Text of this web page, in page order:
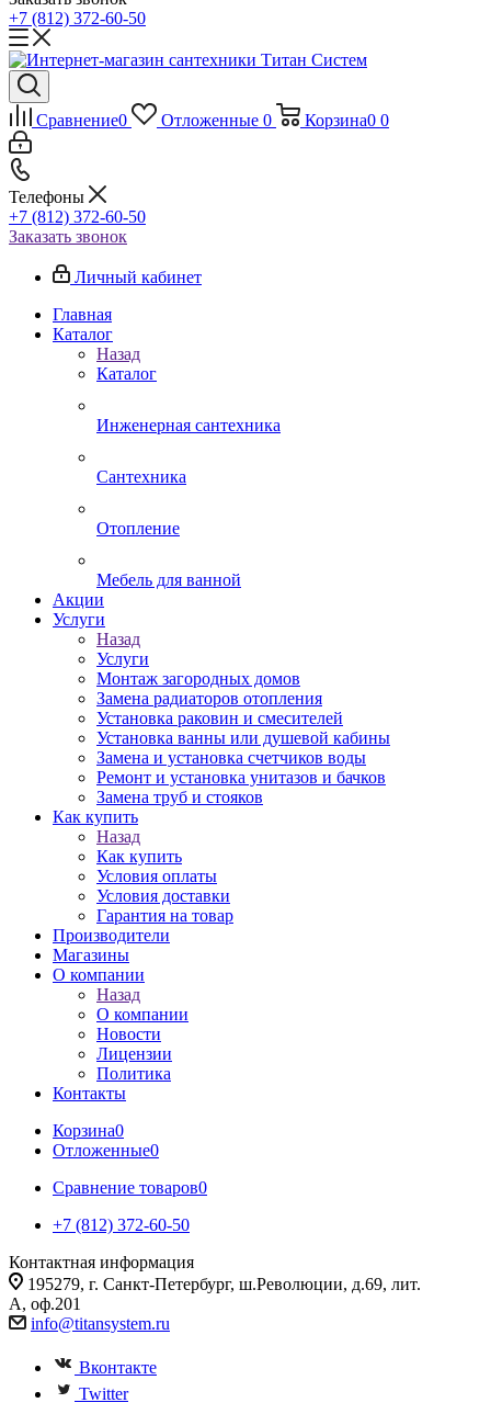
+7 (812) 372-60-50
Сравнение0 Отложенные 0 Корзина0 0
Телефоны
+7 (812) 372-60-50
Заказать звонок
Личный кабинет
Главная
Каталог
Назад
Каталог
Инженерная сантехника
Сантехника
Отопление
Мебель для ванной
Акции
Услуги
Назад
Услуги
Монтаж загородных домов
Замена радиаторов отопления
Установка раковин и смесителей
Установка ванны или душевой кабины
Замена и установка счетчиков воды
Ремонт и установка унитазов и бачков
Замена труб и стояков
Как купить
Назад
Как купить
Условия оплаты
Условия доставки
Гарантия на товар
Производители
Магазины
О компании
Назад
О компании
Новости
Лицензии
Политика
Контакты
Корзина0
Отложенные0
Сравнение товаров0
+7 (812) 372-60-50
Контактная информация
195279, г. Санкт-Петербург, ш.Революции, д.69, лит.
А, оф.201
info@titansystem.ru
Вконтакте
Twitter